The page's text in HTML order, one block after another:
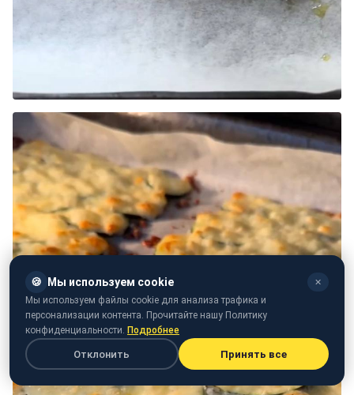
🍪 Мы используем cookie ✕
Мы используем файлы cookie для анализа трафика и
персонализации контента. Прочитайте нашу Политику
конфиденциальности. Подробнее
Отклонить Принять все